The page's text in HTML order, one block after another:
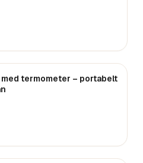
termometer – portabelt